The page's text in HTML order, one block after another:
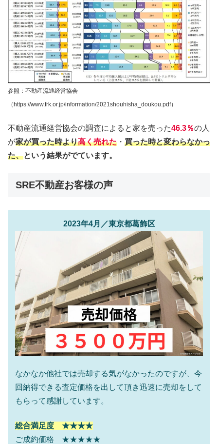
参照：不動産流通経営協会
（https://www.frk.or.jp/information/2021shouhisha_doukou.pdf）
不動産流通経営協会の調査によると家を売った46.3％の人
が家が買った時より高く売れた ・ 買った時と変わらなかっ
た、という結果がでています。
SRE不動産お客様の声
2023年4月／東京都葛飾区
なかなか他社では売却する気がなかったのですが、今
回納得できる査定価格を出して頂き迅速に売却をして
もらって感謝しています。
総合満足度 ★★★★
ご成約価格 ★★★★★